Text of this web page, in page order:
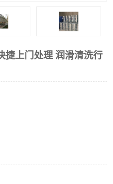
捷上门处理 润滑清洗行